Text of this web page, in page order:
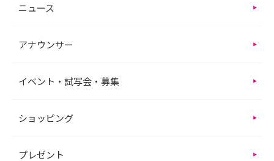
ニュース
アナウンサー
イベント・試写会・募集
ショッピング
プレゼント